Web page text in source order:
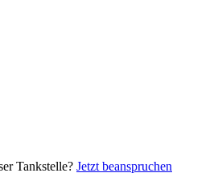
Tankstelle? Jetzt beanspruchen